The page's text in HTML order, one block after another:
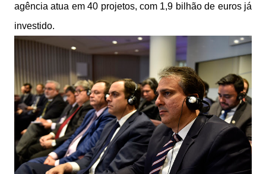
agência atua em 40 projetos, com 1,9 bilhão de euros já
investido.